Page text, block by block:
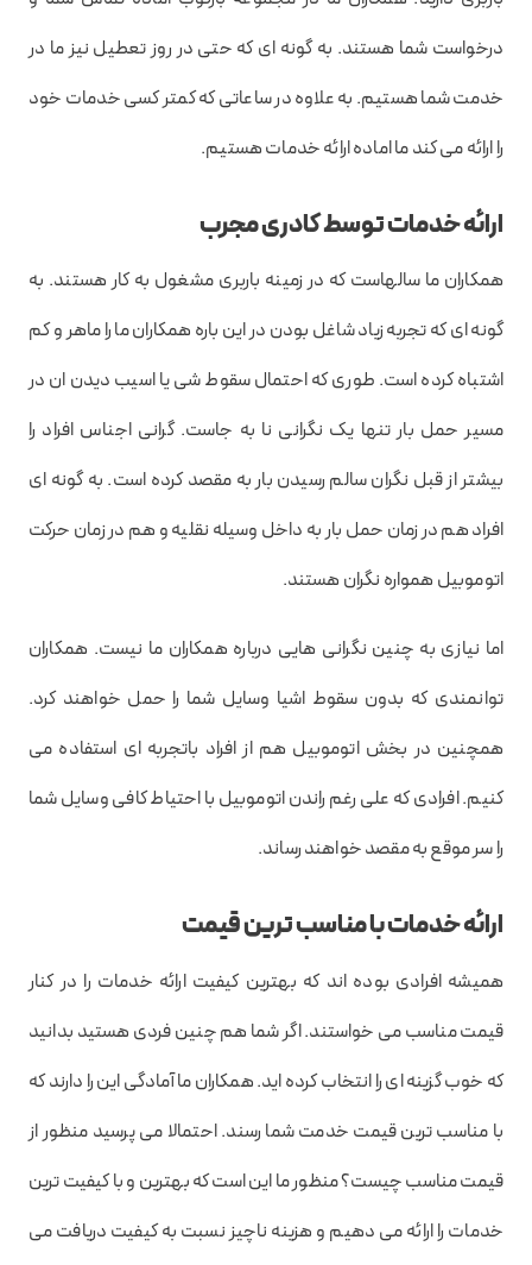
درخواست شما هستند. به گونه ای که حتی در روز تعطیل نیز ما در
خدمت شما هستیم. به علاوه در ساعاتی که کمتر کسی خدمات خود
را ارائه می کند ما اماده ارائه خدمات هستیم.
ارائه خدمات توسط کادری مجرب
همکاران ما سالهاست که در زمینه باربری مشغول به کار هستند. به
گونه ای که تجربه زیاد شاغل بودن در این باره همکاران ما را ماهر و کم
اشتباه کرده است. طوری که احتمال سقوط شی یا اسیب دیدن ان در
مسیر حمل بار تنها یک نگرانی نا به جاست. گرانی اجناس افراد را
بیشتر از قبل نگران سالم رسیدن بار به مقصد کرده است. به گونه ای
افراد هم در زمان حمل بار به داخل وسیله نقلیه و هم در زمان حرکت
اتوموبیل همواره نگران هستند.
اما نیازی به چنین نگرانی هایی درباره همکاران ما نیست. همکاران
توانمندی که بدون سقوط اشیا وسایل شما را حمل خواهند کرد.
همچنین در بخش اتوموبیل هم از افراد باتجربه ای استفاده می
کنیم. افرادی که علی رغم راندن اتوموبیل با احتیاط کافی وسایل شما
را سر موقع به مقصد خواهند رساند.
ارائه خدمات با مناسب ترین قیمت
همیشه افرادی بوده اند که بهترین کیفیت ارائه خدمات را در کنار
قیمت مناسب می خواستند. اگر شما هم چنین فردی هستید بدانید
که خوب گزینه ای را انتخاب کرده اید. همکاران ما آمادگی این را دارند که
با مناسب ترین قیمت خدمت شما رسند. احتمالا می پرسید منظور از
قیمت مناسب چیست؟ منظور ما این است که بهترین و با کیفیت ترین
خدمات را ارائه می دهیم و هزینه ناچیز نسبت به کیفیت دریافت می